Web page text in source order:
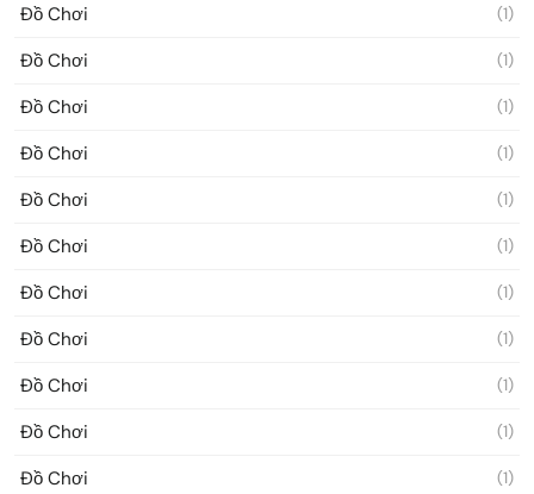
Đồ Chơi (1)
Đồ Chơi (1)
Đồ Chơi (1)
Đồ Chơi (1)
Đồ Chơi (1)
Đồ Chơi (1)
Đồ Chơi (1)
Đồ Chơi (1)
Đồ Chơi (1)
Đồ Chơi (1)
Đồ Chơi (1)